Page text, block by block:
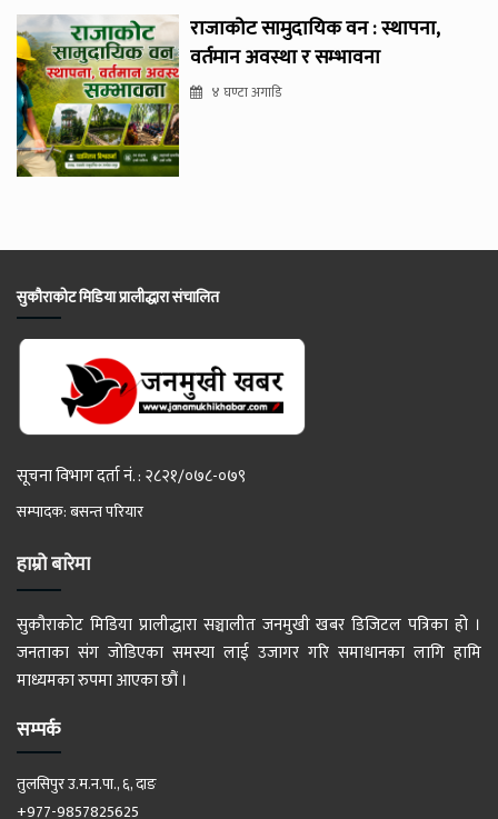
राजाकोट सामुदायिक वन : स्थापना,
वर्तमान अवस्था र सम्भावना
४ घण्टा अगाडि
सुकौराकोट मिडिया प्रालीद्धारा संचालित
सूचना विभाग दर्ता नं. : २८२१/०७८-०७९
सम्पादक: बसन्त परियार
हाम्रो बारेमा
सुकौराकोट मिडिया प्रालीद्धारा सञ्चालीत जनमुखी खबर डिजिटल पत्रिका हो ।
जनताका संग जोडिएका समस्या लाई उजागर गरि समाधानका लागि हामि
माध्यमका रुपमा आएका छौं ।
सम्पर्क
तुलसिपुर उ.म.न.पा., ६, दाङ
+977-9857825625